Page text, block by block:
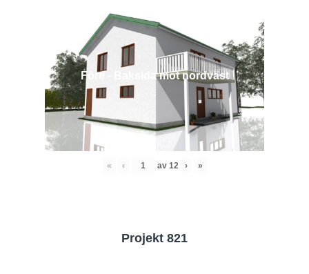
Före - Baksida mot nordväst
« ‹ av 12 › »
Projekt 821